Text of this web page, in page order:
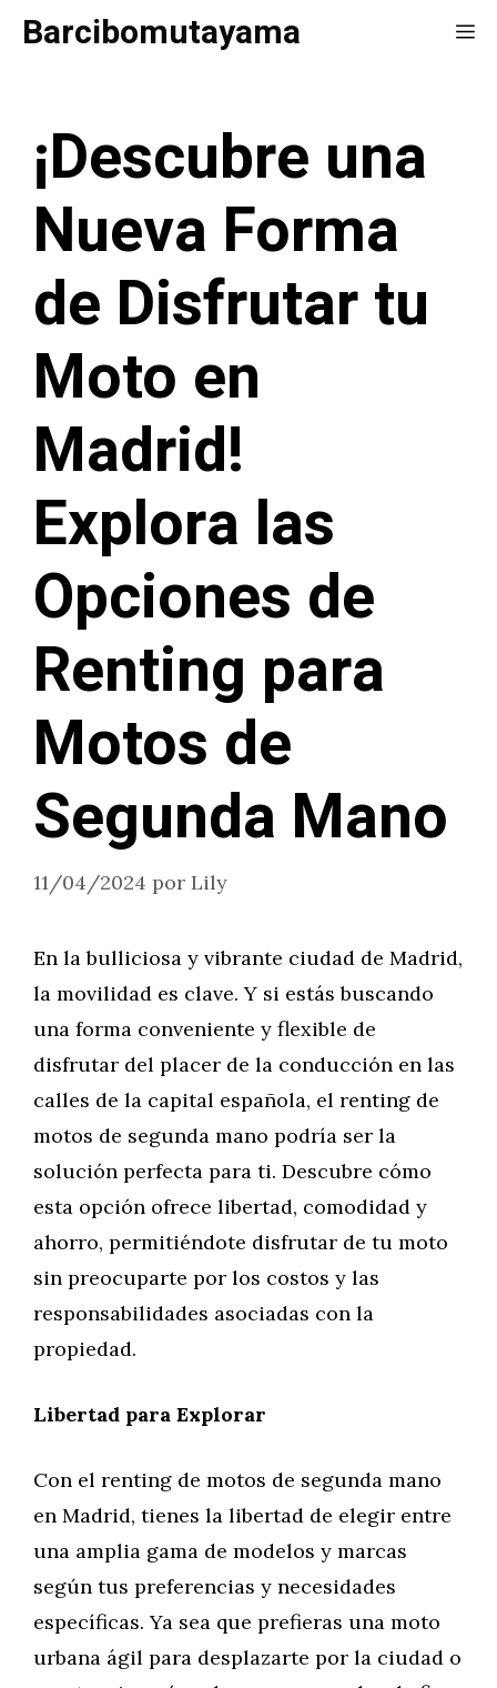
SaltarBarcibomutayama
¡Descubre una
Nueva Forma
de Disfrutar tu
Moto en
Madrid!
Explora las
Opciones de
Renting para
Motos de
Segunda Mano
11/04/2024 por Lily
En la bulliciosa y vibrante ciudad de Madrid,
la movilidad es clave. Y si estás buscando
una forma conveniente y flexible de
disfrutar del placer de la conducción en las
calles de la capital española, el renting de
motos de segunda mano podría ser la
solución perfecta para ti. Descubre cómo
esta opción ofrece libertad, comodidad y
ahorro, permitiéndote disfrutar de tu moto
sin preocuparte por los costos y las
responsabilidades asociadas con la
propiedad.
Libertad para Explorar
Con el renting de motos de segunda mano
en Madrid, tienes la libertad de elegir entre
una amplia gama de modelos y marcas
según tus preferencias y necesidades
específicas. Ya sea que prefieras una moto
urbana ágil para desplazarte por la ciudad o